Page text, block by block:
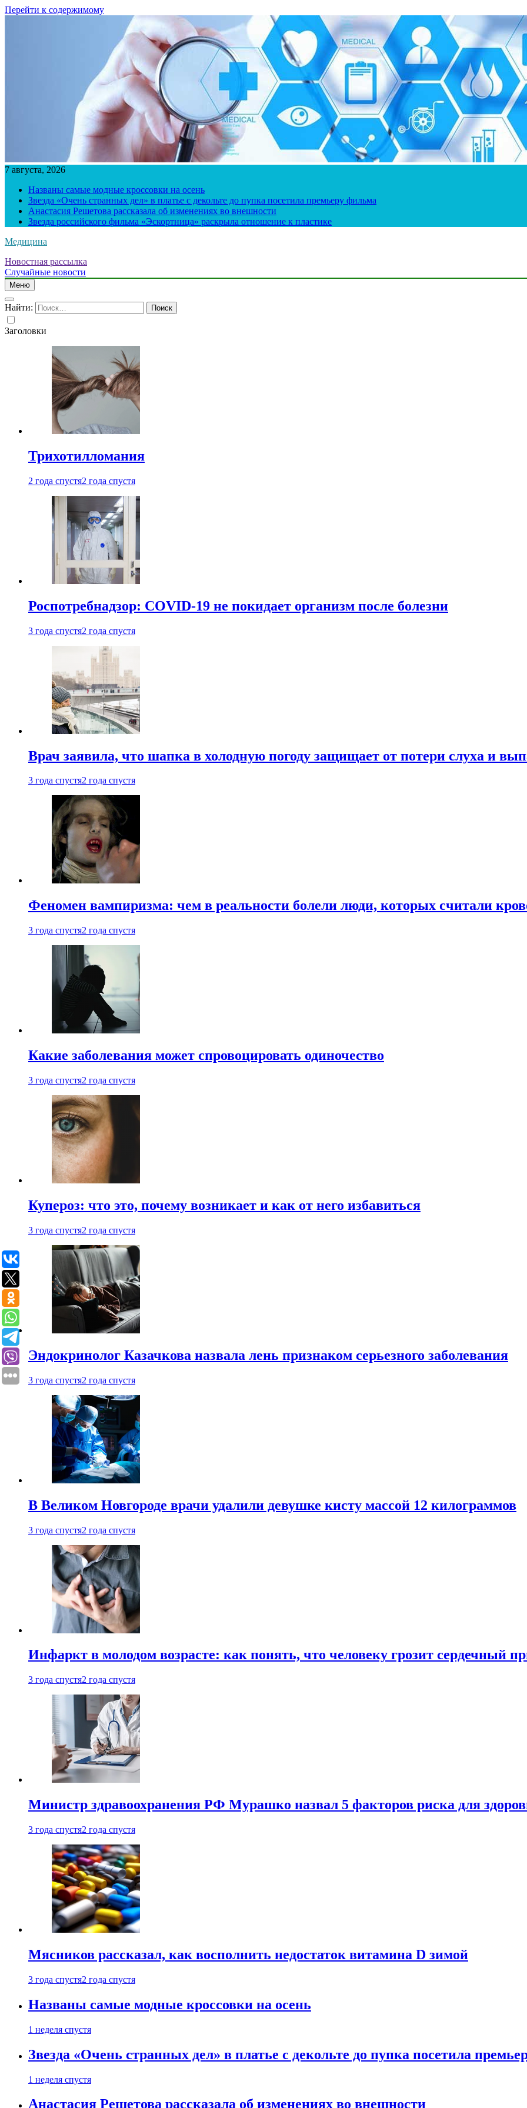
Перейти к содержимому
7 августа, 2026
Названы самые модные кроссовки на осень
Звезда «Очень странных дел» в платье с декольте до пупка посетила премьеру фильма
Анастасия Решетова рассказала об изменениях во внешности
Звезда российского фильма «Эскортница» раскрыла отношение к пластике
Медицина
Новостная рассылка
Случайные новости
Меню
Найти:
Заголовки
Трихотилломания
2 года спустя2 года спустя
Роспотребнадзор: COVID-19 не покидает организм после болезни
3 года спустя2 года спустя
Врач заявила, что шапка в холодную погоду защищает от потери слуха и
3 года спустя2 года спустя
Феномен вампиризма: чем в реальности болели люди, которых считали
3 года спустя2 года спустя
Какие заболевания может спровоцировать одиночество
3 года спустя2 года спустя
Купероз: что это, почему возникает и как от него избавиться
3 года спустя2 года спустя
Эндокринолог Казачкова назвала лень признаком серьезного заболевания
3 года спустя2 года спустя
В Великом Новгороде врачи удалили девушке кисту массой 12 килограммов
3 года спустя2 года спустя
Инфаркт в молодом возрасте: как понять, что человеку грозит сердечный
3 года спустя2 года спустя
Министр здравоохранения РФ Мурашко назвал 5 факторов риска для
3 года спустя2 года спустя
Мясников рассказал, как восполнить недостаток витамина D зимой
3 года спустя2 года спустя
Названы самые модные кроссовки на осень
1 неделя спустя
Звезда «Очень странных дел» в платье с декольте до пупка посетила
1 неделя спустя
Анастасия Решетова рассказала об изменениях во внешности